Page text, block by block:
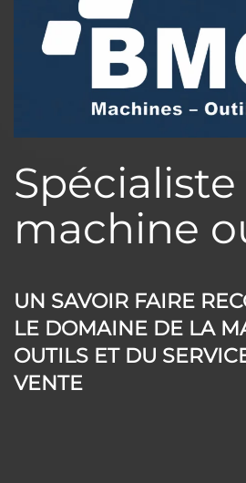
Spécialiste
machine
UN SAVOIR FAIRE
LE DOMAINE DE LA
OUTILS ET DU
VENTE